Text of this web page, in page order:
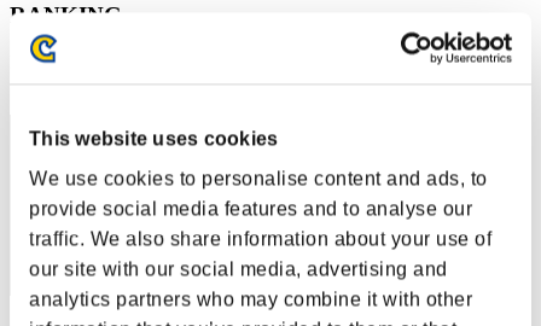
This website uses cookies
We use cookies to personalise content and ads, to
provide social media features and to analyse our
traffic. We also share information about your use of
our site with our social media, advertising and
analytics partners who may combine it with other
RANKING
RANK
901